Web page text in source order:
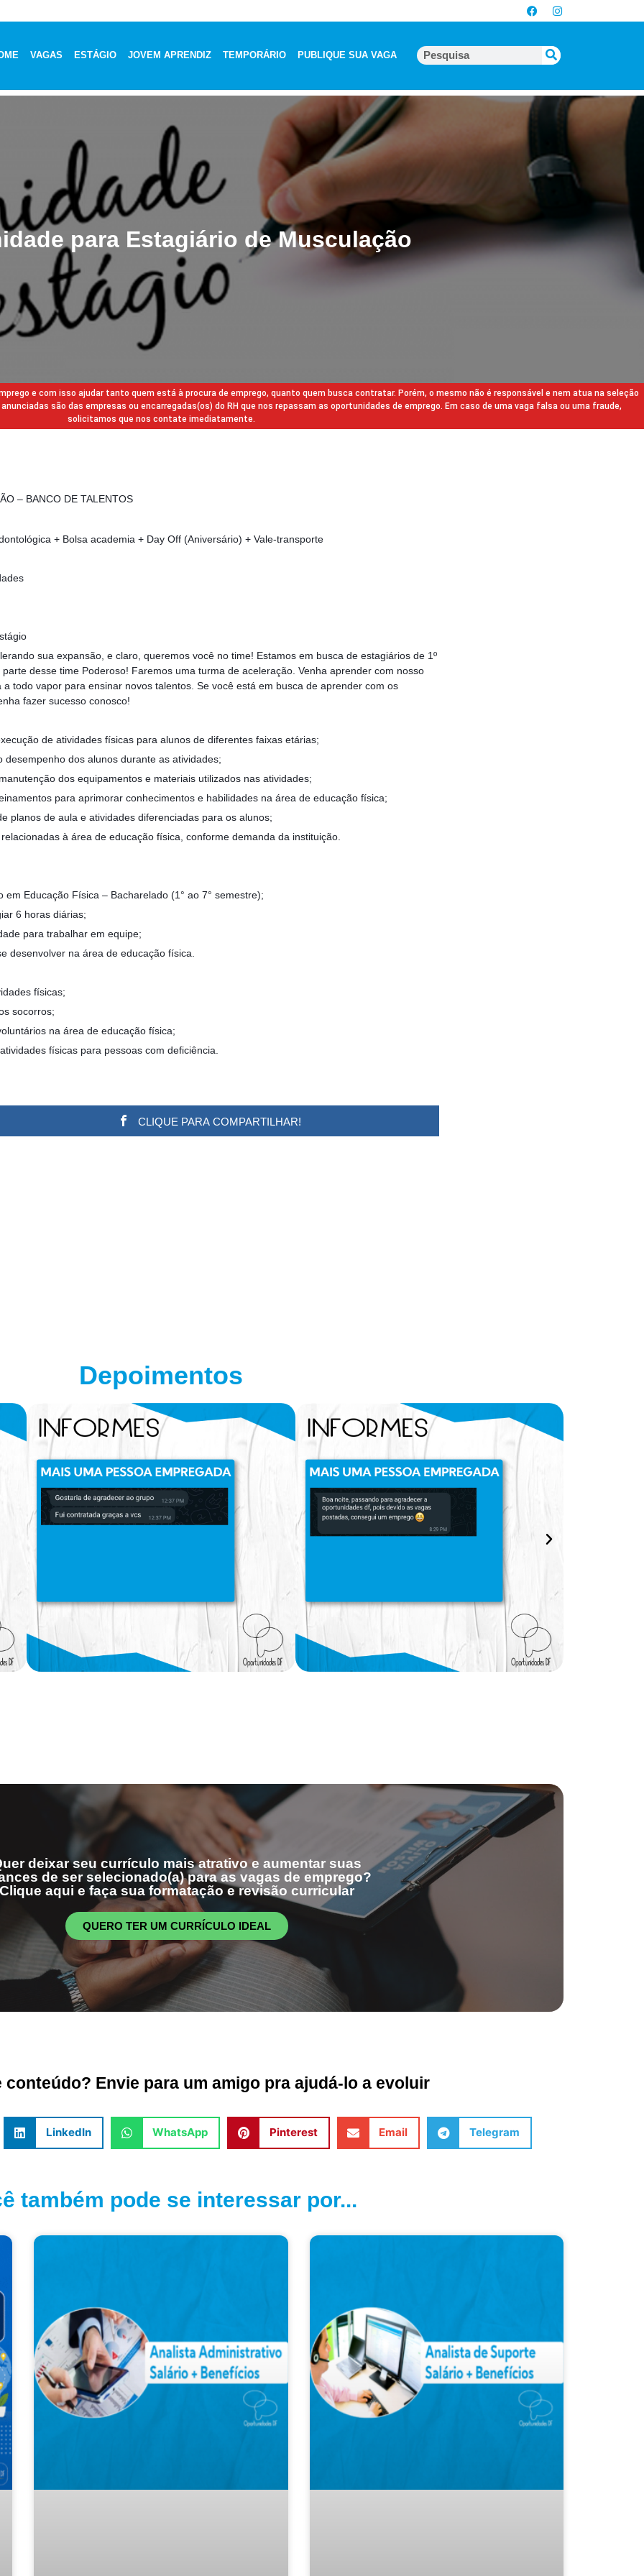
VAGAS ESTÁGIO JOVEM APRENDIZ TEMPORÁRIO PUBLIQUE SUA VAGA
para Estagiário de Musculação
e com isso ajudar tanto quem está à procura de emprego, quanto quem busca contratar. Porém, o mesmo não é responsável e nem atua na seleção
são das empresas ou encarregadas(os) do RH que nos repassam as oportunidades de emprego. Em caso de uma vaga falsa ou uma fraude,
solicitamos que nos contate imediatamente.
– BANCO DE TALENTOS
+ Bolsa academia + Day Off (Aniversário) + Vale-transporte
sua expansão, e claro, queremos você no time! Estamos em busca de estagiários de 1º
desse time Poderoso! Faremos uma turma de aceleração. Venha aprender com nosso
todo vapor para ensinar novos talentos. Se você está em busca de aprender com os
fazer sucesso conosco!
de atividades físicas para alunos de diferentes faixas etárias;
desempenho dos alunos durante as atividades;
dos equipamentos e materiais utilizados nas atividades;
para aprimorar conhecimentos e habilidades na área de educação física;
planos de aula e atividades diferenciadas para os alunos;
à área de educação física, conforme demanda da instituição.
em Educação Física – Bacharelado (1° ao 7° semestre);
6 horas diárias;
para trabalhar em equipe;
desenvolver na área de educação física.
físicas;
socorros;
na área de educação física;
físicas para pessoas com deficiência.
CLIQUE PARA COMPARTILHAR!
Depoimentos
deixar seu currículo mais atrativo e aumentar suas
de ser selecionado(a) para as vagas de emprego?
aqui e faça sua formatação e revisão curricular
QUERO TER UM CURRÍCULO IDEAL
conteúdo? Envie para um amigo pra ajudá-lo a evoluir
LinkedIn WhatsApp Pinterest Email Telegram
também pode se interessar por...